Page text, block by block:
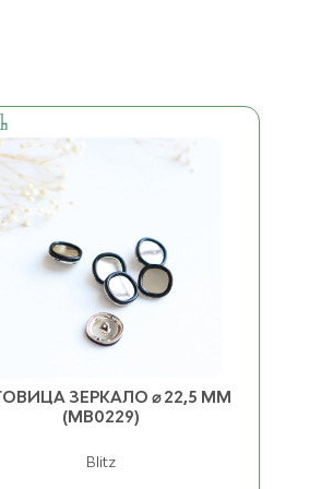
ЗЕРКАЛО ⌀ 22,5 ММ
(MB0229)
Blitz